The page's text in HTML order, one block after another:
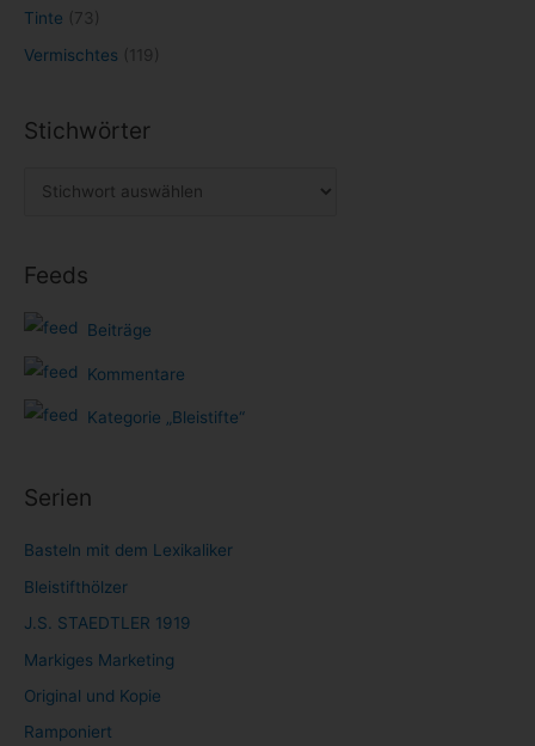
Tinte (73)
Vermischtes (119)
Stichwörter
Feeds
Beiträge
Kommentare
Kategorie „Bleistifte“
Serien
Basteln mit dem Lexikaliker
Bleistifthölzer
J.S. STAEDTLER 1919
Markiges Marketing
Original und Kopie
Ramponiert